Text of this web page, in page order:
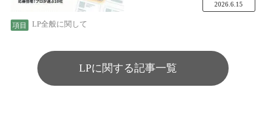
LP全般に関して
2026.6.15
LPに関する記事一覧